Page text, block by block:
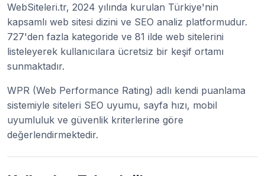
WebSiteleri.tr, 2024 yılında kurulan Türkiye'nin
kapsamlı web sitesi dizini ve SEO analiz platformudur.
727'den fazla kategoride ve 81 ilde web sitelerini
listeleyerek kullanıcılara ücretsiz bir keşif ortamı
sunmaktadır.
WPR (Web Performance Rating) adlı kendi puanlama
sistemiyle siteleri SEO uyumu, sayfa hızı, mobil
uyumluluk ve güvenlik kriterlerine göre
değerlendirmektedir.